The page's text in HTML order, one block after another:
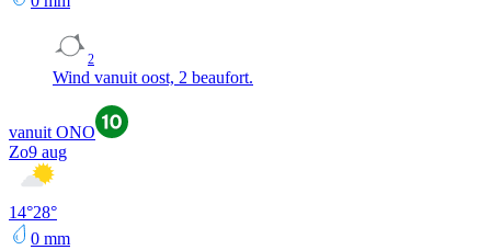
2
Wind vanuit oost, 2 beaufort.
vanuit ONO
Zo9 aug
14°28°
0 mm